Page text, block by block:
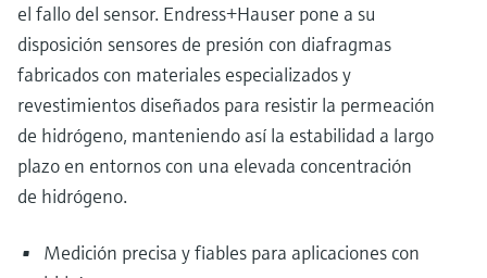
el fallo del sensor. Endress+Hauser pone a su
disposición sensores de presión con diafragmas
fabricados con materiales especializados y
revestimientos diseñados para resistir la permeación
de hidrógeno, manteniendo así la estabilidad a largo
plazo en entornos con una elevada concentración
de hidrógeno.
Medición precisa y fiables para aplicaciones con